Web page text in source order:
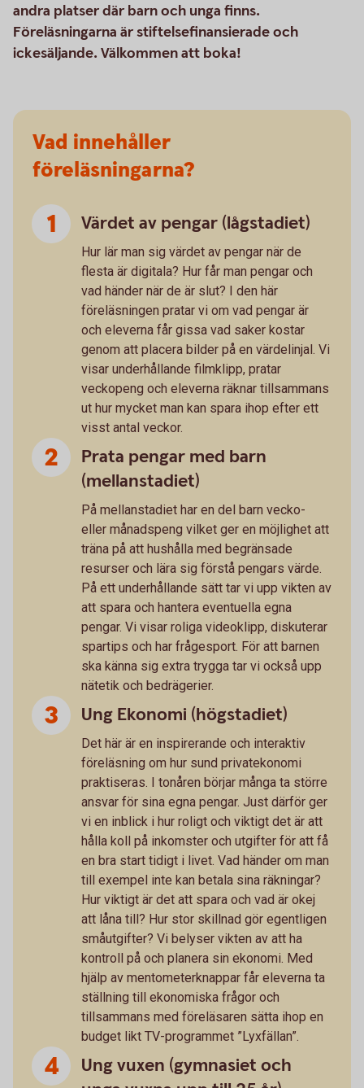
andra platser där barn och unga finns.
Föreläsningarna är stiftelsefinansierade och
ickesäljande. Välkommen att boka!
Vad innehåller
föreläsningarna?
Värdet av pengar (lågstadiet)
Hur lär man sig värdet av pengar när de
flesta är digitala? Hur får man pengar och
vad händer när de är slut? I den här
föreläsningen pratar vi om vad pengar är
och eleverna får gissa vad saker kostar
genom att placera bilder på en värdelinjal. Vi
visar underhållande filmklipp, pratar
veckopeng och eleverna räknar tillsammans
ut hur mycket man kan spara ihop efter ett
visst antal veckor.
Prata pengar med barn
(mellanstadiet)
På mellanstadiet har en del barn vecko-
eller månadspeng vilket ger en möjlighet att
träna på att hushålla med begränsade
resurser och lära sig förstå pengars värde.
På ett underhållande sätt tar vi upp vikten av
att spara och hantera eventuella egna
pengar. Vi visar roliga videoklipp, diskuterar
spartips och har frågesport. För att barnen
ska känna sig extra trygga tar vi också upp
nätetik och bedrägerier.
Ung Ekonomi (högstadiet)
Det här är en inspirerande och interaktiv
föreläsning om hur sund privatekonomi
praktiseras. I tonåren börjar många ta större
ansvar för sina egna pengar. Just därför ger
vi en inblick i hur roligt och viktigt det är att
hålla koll på inkomster och utgifter för att få
en bra start tidigt i livet. Vad händer om man
till exempel inte kan betala sina räkningar?
Hur viktigt är det att spara och vad är okej
att låna till? Hur stor skillnad gör egentligen
småutgifter? Vi belyser vikten av att ha
kontroll på och planera sin ekonomi. Med
hjälp av mentometerknappar får eleverna ta
ställning till ekonomiska frågor och
tillsammans med föreläsaren sätta ihop en
budget likt TV-programmet ”Lyxfällan”.
Ung vuxen (gymnasiet och